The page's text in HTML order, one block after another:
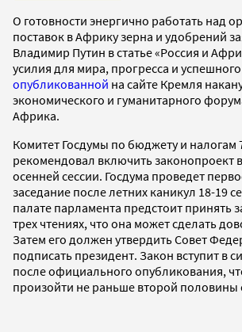
О готовности энергично работать над
поставок в Африку зерна и удобрений
Владимир Путин в статье «Россия и
усилия для мира, прогресса и
опубликованной на сайте Кремля
экономического и гуманитарного
Африка.
Комитет Госдумы по бюджету и налогам
рекомендовал включить законопроект
осенней сессии. Госдума проведет
заседание после летних каникул 18-19
палате парламента предстоит принять
трех чтениях, что она может сделать
Затем его должен утвердить Совет
подписать президент. Закон вступит в
после официального опубликования,
произойти не раньше второй половины